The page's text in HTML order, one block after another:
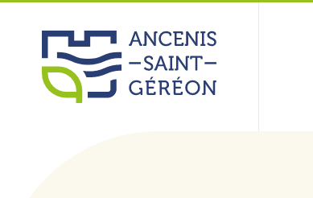
Aller
contenu
Panneau de gestion des cookies